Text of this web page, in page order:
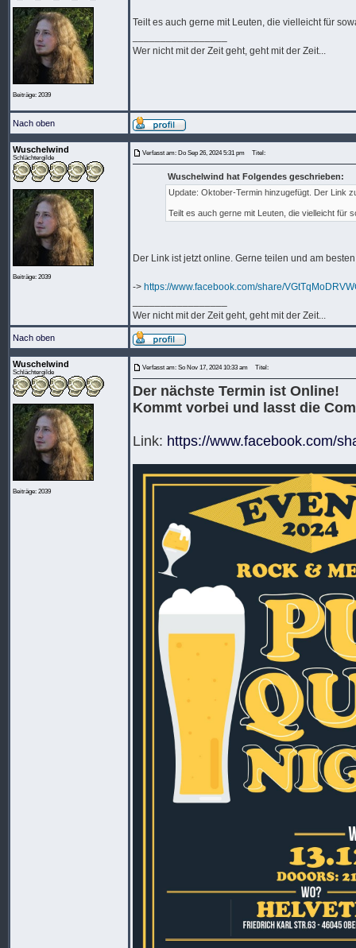
Beiträge: 2039
Teilt es auch gerne mit Leuten, die vielleicht für
Wer nicht mit der Zeit geht, geht mit der Zeit...
Nach oben
Wuschelwind
Schlächtergilde
Beiträge: 2039
Verfasst am: Do Sep 26, 2024 5:31 pm Titel:
Wuschelwind hat Folgendes geschrieben:
Update: Oktober-Termin hinzugefügt. Der Link
Teilt es auch gerne mit Leuten, die vielleicht für
Der Link ist jetzt online. Gerne teilen und am
-> https://www.facebook.com/share/
Wer nicht mit der Zeit geht, geht mit der Zeit...
Nach oben
Wuschelwind
Schlächtergilde
Beiträge: 2039
Verfasst am: So Nov 17, 2024 10:33 am Titel:
Der nächste Termin ist Online!
Kommt vorbei und lasst die
Link: https://www.facebook.com/